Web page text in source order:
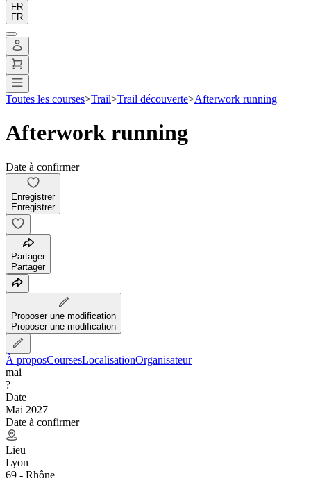
FR
FR
Toutes les courses>Trail>Trail découverte>Afterwork running
Afterwork running
Date à confirmer
Enregistrer
Enregistrer
Partager
Partager
Proposer une modification
Proposer une modification
À proposCoursesLocalisationOrganisateur
mai
?
Date
Mai 2027
Date à confirmer
Lieu
Lyon
69 - Rhône